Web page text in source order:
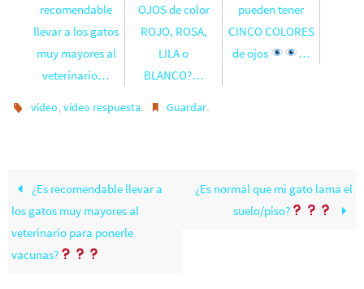
recomendable
llevar a los gatos
muy mayores al
veterinario…
OJOS de color
ROJO, ROSA,
LILA o
BLANCO?…
pueden tener
CINCO COLORES
de ojos
…
vídeo,vídeo respuesta. Guardar.
¿Es recomendable llevar a
los gatos muy mayores al
veterinario para ponerle
vacunas?
¿Es normal que mi gato lama el
suelo/piso?